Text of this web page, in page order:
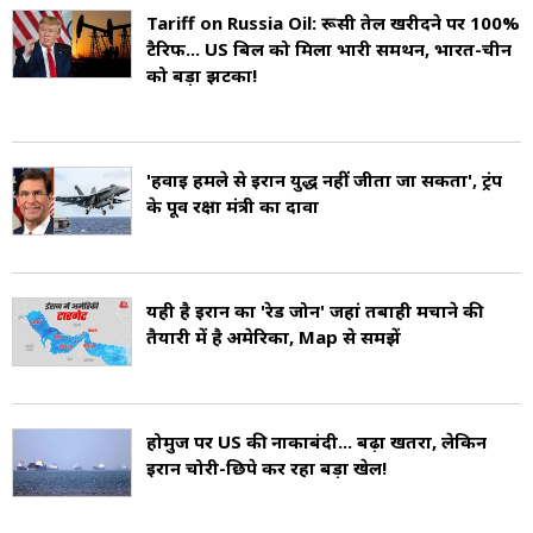
के स्वास्थ्य पर सीधा प्रभाव पड़ता है. इसके अलावा तेल के
कारण दो देशों के बीच संघर्ष या युद्ध और देश की भीतर
Effects).
पेट्रोलियम का उत्पादन 2035 से तक चरम पर पहुंचने की
उम्मीद है. आमतौर पर, तेल की कीमत का मतलब होता है
कच्चे तेल के एक बैरल (159 लीटर) की मौजूदा कीमत.
तेल की कीमतें किसी भी देश के घरेलू उत्पादन स्तर के
बजाय वैश्विक आपूर्ति और मांग से निर्धारित होती हैं (Oil
Tariff on Russia Oil: रूसी तेल खरीदने पर 100%
टैरिफ... US बिल को मिला भारी समर्थन, भारत-चीन
को बड़ा झटका!
'हवाई हमले से ईरान युद्ध नहीं जीता जा सकता', ट्रंप
के पूर्व रक्षा मंत्री का दावा
यही है ईरान का 'रेड जोन' जहां तबाही मचाने की
तैयारी में है अमेरिका, Map से समझें
होर्मुज पर US की नाकाबंदी... बढ़ा खतरा, लेकिन
ईरान चोरी-छिपे कर रहा बड़ा खेल!